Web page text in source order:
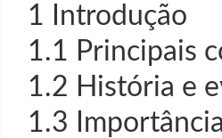
1 Introdução
1.1 Principais
1.2 História e
1.3